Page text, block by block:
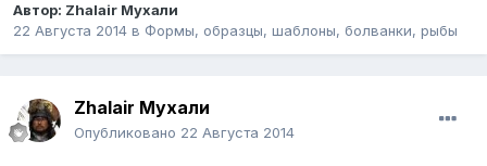
Автор: Zhalair Мухали
22 Августа 2014 в Формы, образцы, шаблоны, болванки, рыбы
Zhalair Мухали
Опубликовано 22 Августа 2014